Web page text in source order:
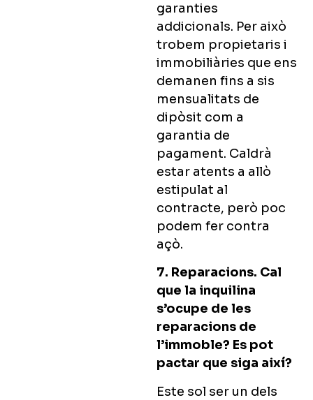
garanties
addicionals. Per això
trobem propietaris i
immobiliàries que ens
demanen fins a sis
mensualitats de
dipòsit com a
garantia de
pagament. Caldrà
estar atents a allò
estipulat al
contracte, però poc
podem fer contra
açò.
7. Reparacions. Cal
que la inquilina
s’ocupe de les
reparacions de
l’immoble? Es pot
pactar que siga així?
Este sol ser un dels